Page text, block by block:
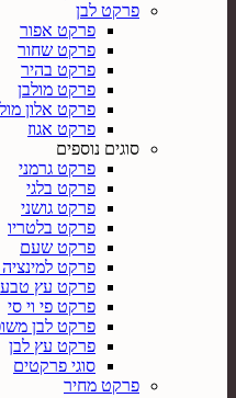
פרקט לבן
פרקט אפור
פרקט שחור
פרקט בהיר
פרקט מולבן
פרקט אלון
פרקט אגוז
סוגים נוספים
פרקט גרמני
פרקט בלגי
פרקט גושני
פרקט בלטריו
פרקט שעם
פרקט למינציה
פרקט עץ
פרקט פי וי סי
פרקט לבן
פרקט עץ לבן
סוגי פרקטים
פרקט מחיר